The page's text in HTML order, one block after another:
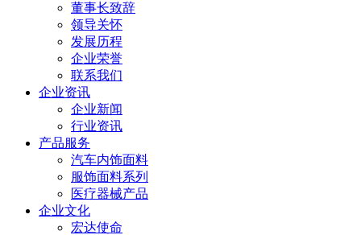
董事长致辞
领导关怀
发展历程
企业荣誉
联系我们
企业资讯
企业新闻
行业资讯
产品服务
汽车内饰面料
服饰面料系列
医疗器械产品
企业文化
宏达使命